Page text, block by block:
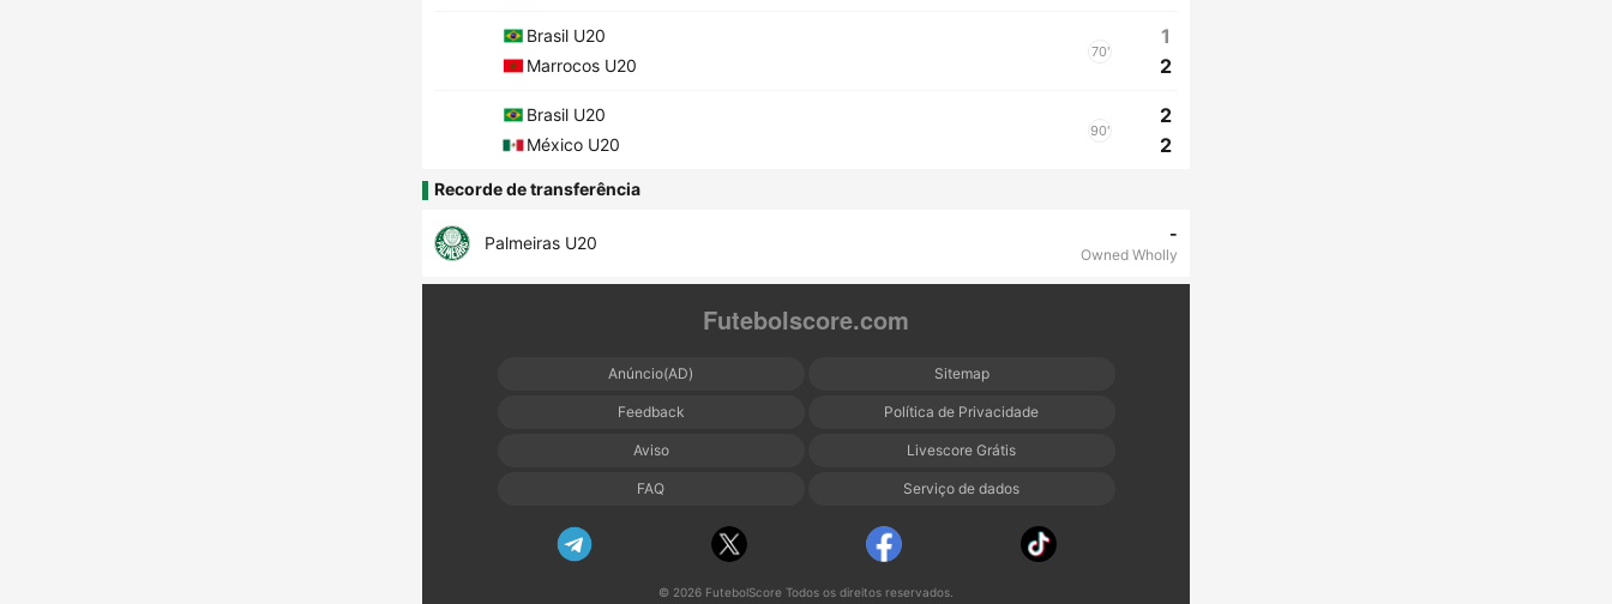
Brasil U20
Marrocos U20
70'
1
2
Brasil U20
México U20
90'
2
2
Recorde de transferência
Palmeiras U20 -
Owned Wholly
Futebolscore.com
Anúncio(AD) Sitemap
Feedback Política de Privacidade
Aviso Livescore Grátis
FAQ Serviço de dados
© 2026 FutebolScore Todos os direitos reservados.